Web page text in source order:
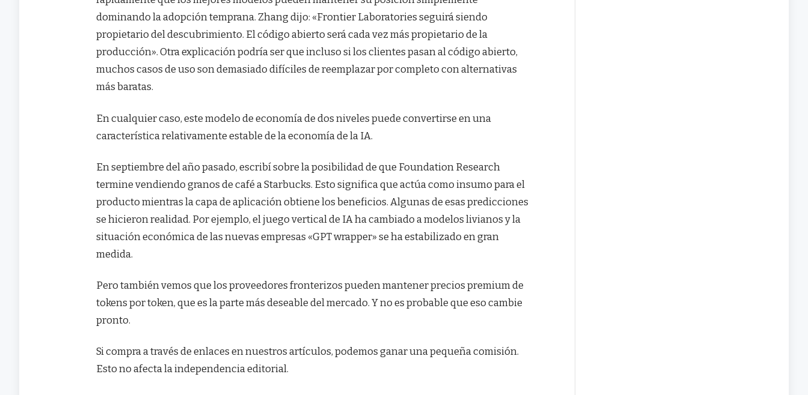
dominando la adopción temprana. Zhang dijo: «Frontier Laboratories seguirá siendo
propietario del descubrimiento. El código abierto será cada vez más propietario de la
producción». Otra explicación podría ser que incluso si los clientes pasan al código abierto,
muchos casos de uso son demasiado difíciles de reemplazar por completo con alternativas
más baratas.
En cualquier caso, este modelo de economía de dos niveles puede convertirse en una
característica relativamente estable de la economía de la IA.
En septiembre del año pasado, escribí sobre la posibilidad de que Foundation Research
termine vendiendo granos de café a Starbucks. Esto significa que actúa como insumo para el
producto mientras la capa de aplicación obtiene los beneficios. Algunas de esas predicciones
se hicieron realidad. Por ejemplo, el juego vertical de IA ha cambiado a modelos livianos y la
situación económica de las nuevas empresas «GPT wrapper» se ha estabilizado en gran
medida.
Pero también vemos que los proveedores fronterizos pueden mantener precios premium de
tokens por token, que es la parte más deseable del mercado. Y no es probable que eso cambie
pronto.
Si compra a través de enlaces en nuestros artículos, podemos ganar una pequeña comisión.
Esto no afecta la independencia editorial.